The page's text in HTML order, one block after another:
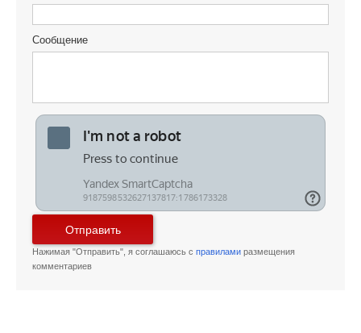
Сообщение
Отправить
Нажимая "Отправить", я соглашаюсь с правилами размещения
комментариев